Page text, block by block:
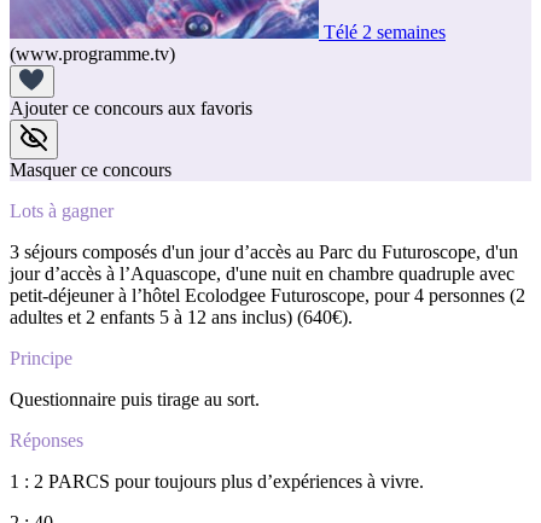
Télé 2 semaines
(www.programme.tv)
Ajouter ce concours aux favoris
Masquer ce concours
Lots à gagner
3 séjours composés d'un jour d’accès au Parc du Futuroscope, d'un
jour d’accès à l’Aquascope, d'une nuit en chambre quadruple avec
petit-déjeuner à l’hôtel Ecolodgee Futuroscope, pour 4 personnes (2
adultes et 2 enfants 5 à 12 ans inclus) (640€).
Principe
Questionnaire puis tirage au sort.
Réponses
1 : 2 PARCS pour toujours plus d’expériences à vivre.